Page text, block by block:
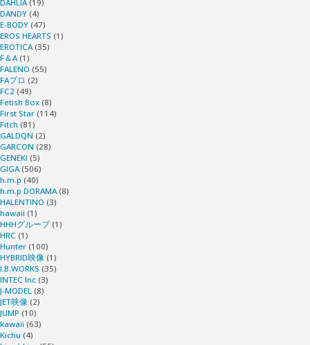
DAHLIA(19)
DANDY (4)
E-BODY (47)
EROS HEARTS (1)
EROTICA(35)
F＆A(1)
FALENO (55)
FAプロ (2)
FC2 (49)
Fetish Box (8)
First Star (114)
Fitch (81)
GALDQN (2)
GARCON (28)
GENEKI (5)
GIGA(506)
h.m.p (40)
h.m.p DORAMA(8)
HALENTINO (3)
hawaii (1)
HHHグループ(1)
HRC (1)
Hunter (100)
HYBRID映像 (1)
I.B.WORKS (35)
INTEC Inc (3)
J-MODEL (8)
JET映像 (2)
JUMP (10)
kawaii (63)
Kichu (4)